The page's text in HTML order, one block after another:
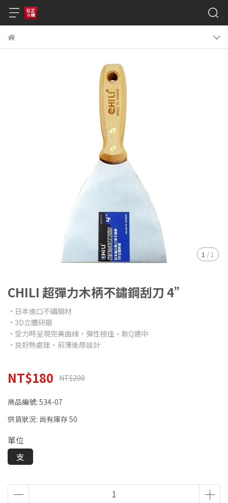
1 / 1
CHILI 超彈力木柄不鏽鋼刮刀 4”
•日本進口不鏽鋼材
•3D立體研磨
•受力時呈現完美曲線，彈性極佳，軟Q適中
•良好熱處理，前薄後厚設計
NT$180 NT$200
商品編號: 534-07
供貨狀況: 尚有庫存 50
單位
支